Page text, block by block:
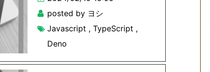
posted by ヨシ
Javascript , TypeScript ,
Deno